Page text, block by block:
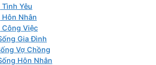
Yêu
Hôn Nhân
Công Việc
Gia Đình
Vợ Chồng
Hôn Nhân